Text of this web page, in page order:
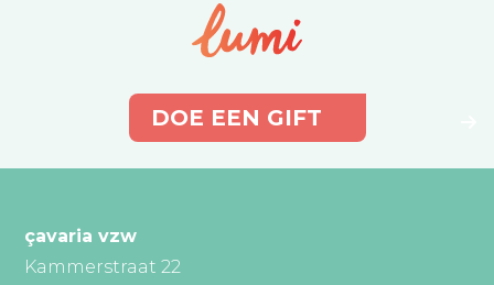
DOE EEN GIFT
çavaria vzw
Kammerstraat 22